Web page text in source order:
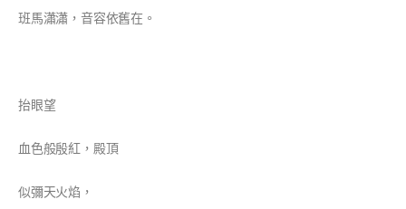
班馬瀟瀟，音容依舊在。
抬眼望
血色般殷紅，殿頂
似彌天火焰，